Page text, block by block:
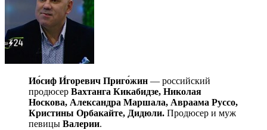
Ио́сиф И́горевич Приго́жин — российский
продюсер Вахтанга Кикабидзе, Николая
Носкова, Александра Маршала, Авраама Руссо,
Кристины Орбакайте, Дидюли. Продюсер и муж
певицы Валерии.